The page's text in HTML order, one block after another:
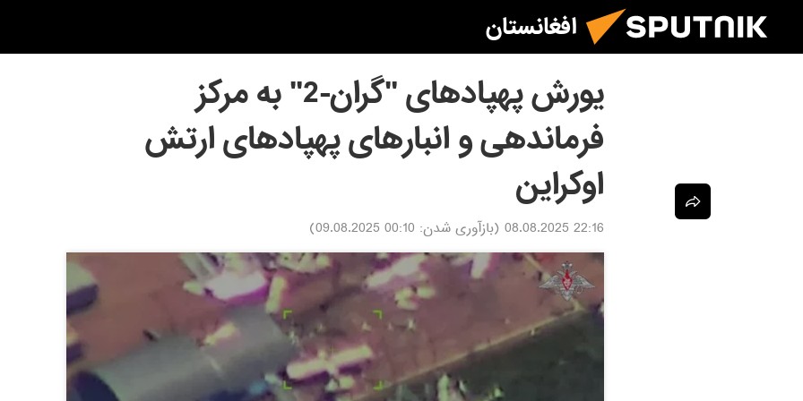
افغانستان
یورش پهپادهای "گران-2" به مرکز
فرماندهی و انبارهای پهپادهای ارتش
اوکراین
22:16 08.08.2025 (بازآوری شدن: 00:10 09.08.2025
)